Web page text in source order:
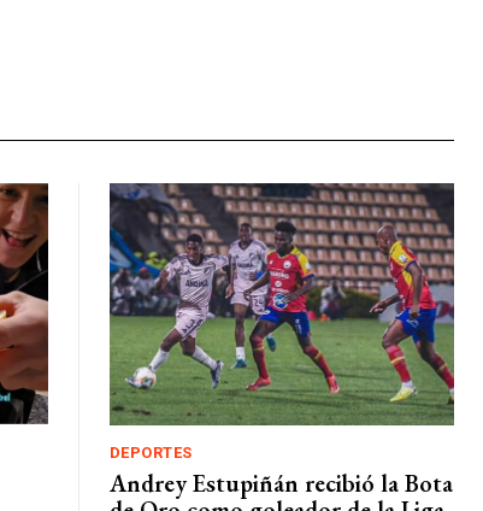
DEPORTES
Andrey Estupiñán recibió la Bota